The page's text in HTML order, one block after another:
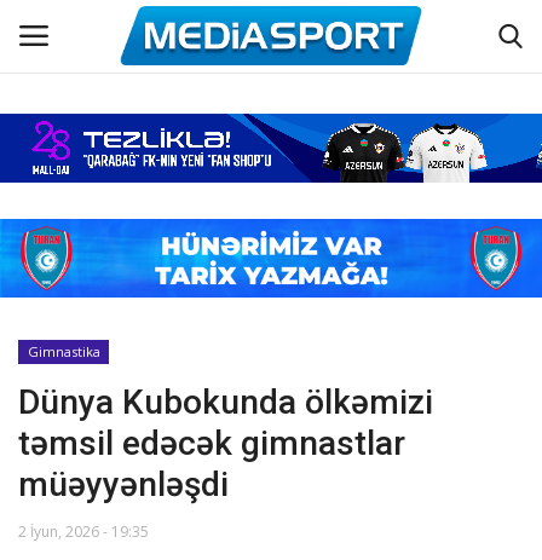
Əsas
Azərbaycan futbolu
Maraqlı
Əlaqə
Haqqımızda
Köşə yazıları
Dünya futbolu
Gimnastika
Dünya Kubokunda ölkəmizi
təmsil edəcək gimnastlar
müəyyənləşdi
2 İyun, 2026 - 19:35